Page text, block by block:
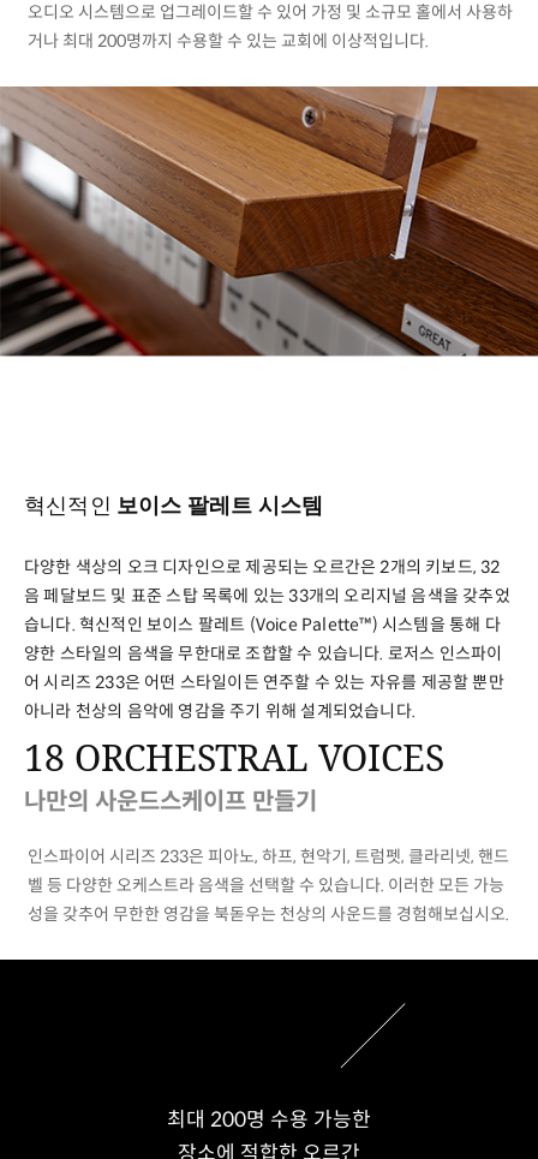
오디오 시스템으로 업그레이드할 수 있어 가정 및 소규모 홀에서 사용하
거나 최대 200명까지 수용할 수 있는 교회에 이상적입니다.
혁신적인 보이스 팔레트 시스템
다양한 색상의 오크 디자인으로 제공되는 오르간은 2개의 키보드, 32
음 페달보드 및 표준 스탑 목록에 있는 33개의 오리지널 음색을 갖추었
습니다. 혁신적인 보이스 팔레트 (Voice Palette™) 시스템을 통해 다
양한 스타일의 음색을 무한대로 조합할 수 있습니다. 로저스 인스파이
어 시리즈 233은 어떤 스타일이든 연주할 수 있는 자유를 제공할 뿐만
아니라 천상의 음악에 영감을 주기 위해 설계되었습니다.
18 ORCHESTRAL VOICES
나만의 사운드스케이프 만들기
인스파이어 시리즈 233은 피아노, 하프, 현악기, 트럼펫, 클라리넷, 핸드
벨 등 다양한 오케스트라 음색을 선택할 수 있습니다. 이러한 모든 가능
성을 갖추어 무한한 영감을 북돋우는 천상의 사운드를 경험해보십시오.
최대 200명 수용 가능한
장소에 적합한 오르간